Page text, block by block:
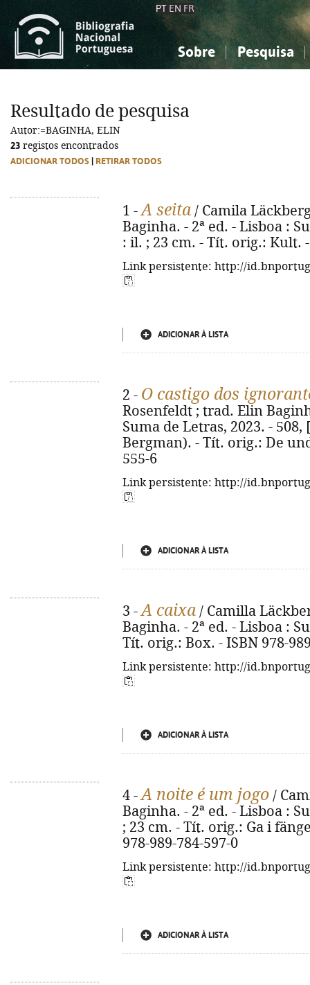
PT EN FR
Sobre Pesquisa
Ciências sociais...
Ciências sociais...
Resultado de pesquisa
Autor:=BAGINHA, ELIN
23 registos encontrados
ADICIONAR TODOS RETIRAR TODOS
1 -A seita / Camila
Baginha. - 2ª ed. - Lisboa :
: il. ; 23 cm. - Tít. orig.: Kult. -
Link persistente: http://
ADICIONAR À LISTA
2 - O castigo dos
Rosenfeldt ; trad. Elin
Suma de Letras, 2023. -
Bergman). - Tít. orig.: De
555-6
Link persistente: http://
ADICIONAR À LISTA
3 -A caixa / Camilla
Baginha. - 2ª ed. - Lisboa :
Tít. orig.: Box. - ISBN 978-
Link persistente: http://
ADICIONAR À LISTA
4 -A noite é um jogo /
Baginha. - 2ª ed. - Lisboa :
; 23 cm. - Tít. orig.: Ga i
978-989-784-597-0
Link persistente: http://
ADICIONAR À LISTA